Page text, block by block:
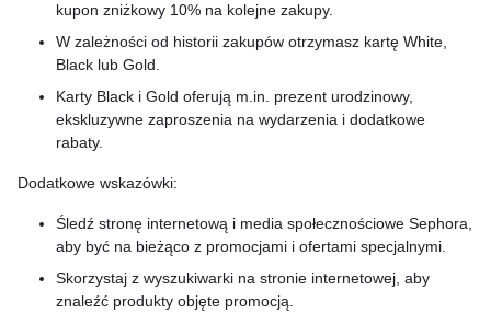
kupon zniżkowy 10% na kolejne zakupy.
W zależności od historii zakupów otrzymasz kartę White,
Black lub Gold.
Karty Black i Gold oferują m.in. prezent urodzinowy,
ekskluzywne zaproszenia na wydarzenia i dodatkowe
rabaty.
Dodatkowe wskazówki:
Śledź stronę internetową i media społecznościowe Sephora,
aby być na bieżąco z promocjami i ofertami specjalnymi.
Skorzystaj z wyszukiwarki na stronie internetowej, aby
znaleźć produkty objęte promocją.